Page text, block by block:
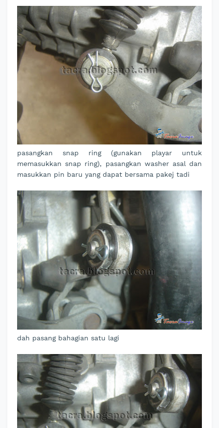
pasangkan snap ring (gunakan playar untuk
memasukkan snap ring), pasangkan washer asal dan
masukkan pin baru yang dapat bersama pakej tadi
dah pasang bahagian satu lagi